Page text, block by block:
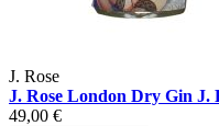
J. Rose
J. Rose London Dry Gin J.
49,00 €